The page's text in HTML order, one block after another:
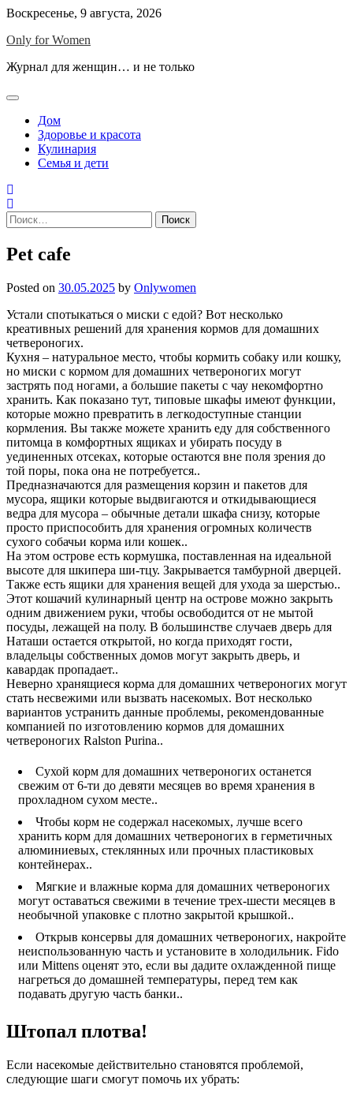
Skip
content
Воскресенье, 9 августа, 2026
Only for Women
Журнал для женщин… и не только
Дом
Здоровье и красота
Кулинария
Семья и дети
Найти:
Pet cafe
Posted on 30.05.2025 by Onlywomen
Устали спотыкаться о миски с едой? Вот несколько
креативных решений для хранения кормов для домашних
четвероногих.
Кухня – натуральное место, чтобы кормить собаку или кошку,
но миски с кормом для домашних четвероногих могут
застрять под ногами, а большие пакеты с чау некомфортно
хранить. Как показано тут, типовые шкафы имеют функции,
которые можно превратить в легкодоступные станции
кормления. Вы также можете хранить еду для собственного
питомца в комфортных ящиках и убирать посуду в
уединенных отсеках, которые остаются вне поля зрения до
той поры, пока она не потребуется..
Предназначаются для размещения корзин и пакетов для
мусора, ящики которые выдвигаются и откидывающиеся
ведра для мусора – обычные детали шкафа снизу, которые
просто приспособить для хранения огромных количеств
сухого собачьи корма или кошек..
На этом острове есть кормушка, поставленная на идеальной
высоте для шкипера ши-тцу. Закрывается тамбурной дверцей.
Также есть ящики для хранения вещей для ухода за шерстью..
Этот кошачий кулинарный центр на острове можно закрыть
одним движением руки, чтобы освободится от не мытой
посуды, лежащей на полу. В большинстве случаев дверь для
Наташи остается открытой, но когда приходят гости,
владельцы собственных домов могут закрыть дверь, и
кавардак пропадает..
Неверно хранящиеся корма для домашних четвероногих могут
стать несвежими или вызвать насекомых. Вот несколько
вариантов устранить данные проблемы, рекомендованные
компанией по изготовлению кормов для домашних
четвероногих Ralston Purina..
Сухой корм для домашних четвероногих останется
свежим от 6-ти до девяти месяцев во время хранения в
прохладном сухом месте..
Чтобы корм не содержал насекомых, лучше всего
хранить корм для домашних четвероногих в герметичных
алюминиевых, стеклянных или прочных пластиковых
контейнерах..
Мягкие и влажные корма для домашних четвероногих
могут оставаться свежими в течение трех-шести месяцев в
необычной упаковке с плотно закрытой крышкой..
Открыв консервы для домашних четвероногих, накройте
неиспользованную часть и установите в холодильник. Fido
или Mittens оценят это, если вы дадите охлажденной пище
нагреться до домашней температуры, перед тем как
подавать другую часть банки..
Штопал плотва!
Если насекомые действительно становятся проблемой,
следующие шаги смогут помочь их убрать: